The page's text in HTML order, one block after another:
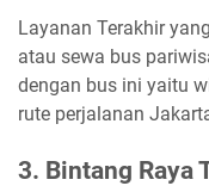
Layanan Terakhir
atau sewa bus
dengan bus ini yaitu
rute perjalanan
3. Bintang Raya